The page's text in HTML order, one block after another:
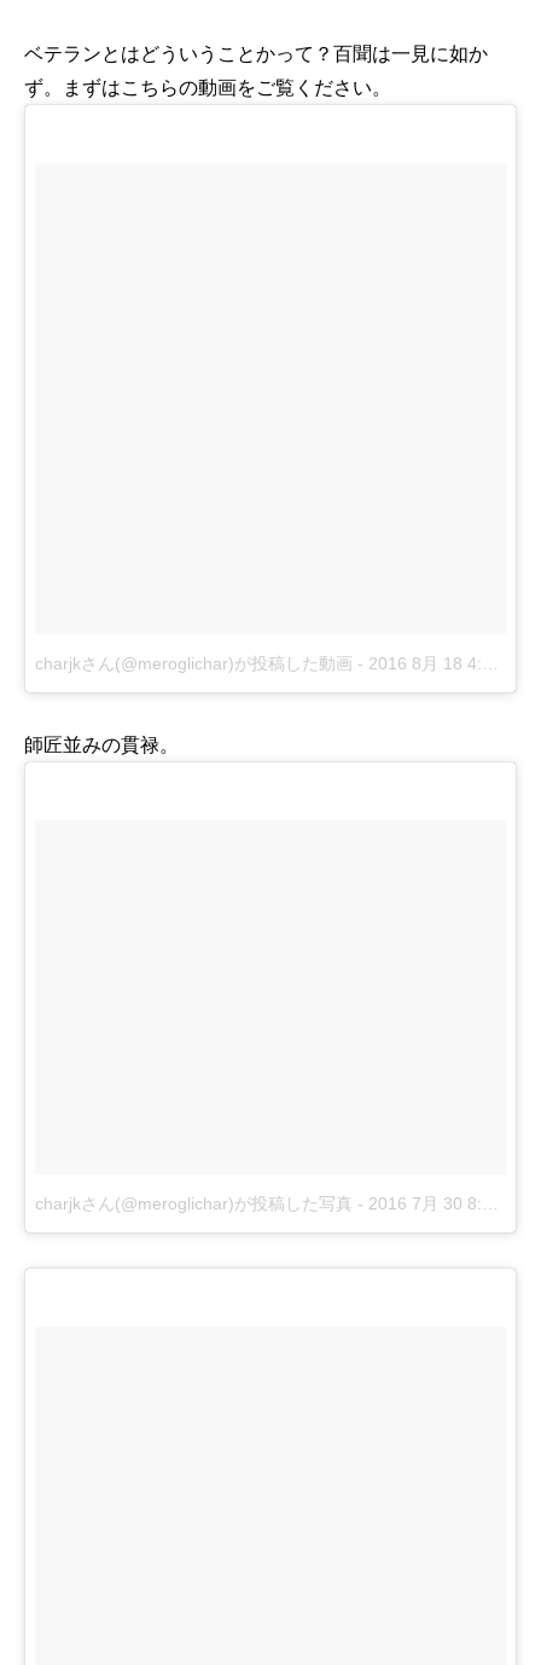
ベテランとはどういうことかって？百聞は一見に如か
ず。まずはこちらの動画をご覧ください。
charjkさん(@meroglichar)が投稿した動画 - 2016 8月 18 4:42午後 PDT
師匠並みの貫禄。
charjkさん(@meroglichar)が投稿した写真 - 2016 7月 30 8:02午前 PDT